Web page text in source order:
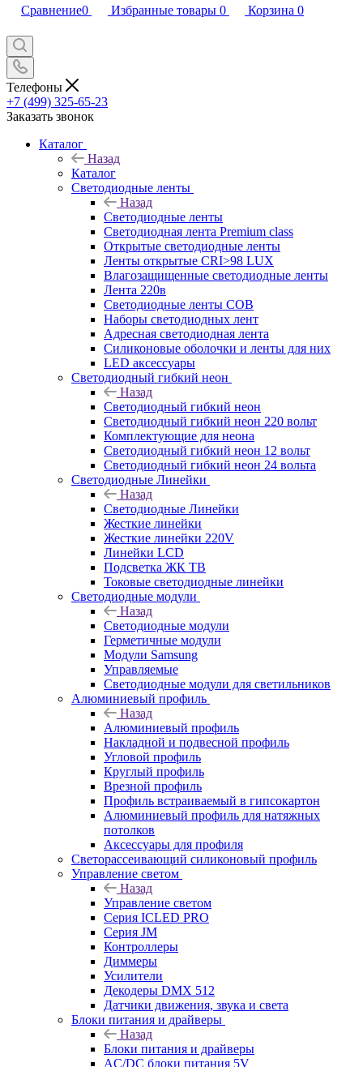
Сравнение0 Избранные товары 0 Корзина 0
Телефоны
+7 (499) 325-65-23
Заказать звонок
Каталог
Назад
Каталог
Светодиодные ленты
Назад
Светодиодные ленты
Светодиодная лента Premium class
Открытые светодиодные ленты
Ленты открытые CRI>98 LUX
Влагозащищенные светодиодные ленты
Лента 220в
Светодиодные ленты COB
Наборы светодиодных лент
Адресная светодиодная лента
Силиконовые оболочки и ленты для них
LED аксессуары
Светодиодный гибкий неон
Назад
Светодиодный гибкий неон
Светодиодный гибкий неон 220 вольт
Комплектующие для неона
Светодиодный гибкий неон 12 вольт
Светодиодный гибкий неон 24 вольта
Светодиодные Линейки
Назад
Светодиодные Линейки
Жесткие линейки
Жесткие линейки 220V
Линейки LCD
Подсветка ЖК ТВ
Токовые светодиодные линейки
Светодиодные модули
Назад
Светодиодные модули
Герметичные модули
Модули Samsung
Управляемые
Светодиодные модули для светильников
Алюминиевый профиль
Назад
Алюминиевый профиль
Накладной и подвесной профиль
Угловой профиль
Круглый профиль
Врезной профиль
Профиль встраиваемый в гипсокартон
Алюминиевый профиль для натяжных
потолков
Аксессуары для профиля
Светорассеивающий силиконовый профиль
Управление светом
Назад
Управление светом
Серия ICLED PRO
Серия JM
Контроллеры
Диммеры
Усилители
Декодеры DMX 512
Датчики движения, звука и света
Блоки питания и драйверы
Назад
Блоки питания и драйверы
AC/DC блоки питания 5V